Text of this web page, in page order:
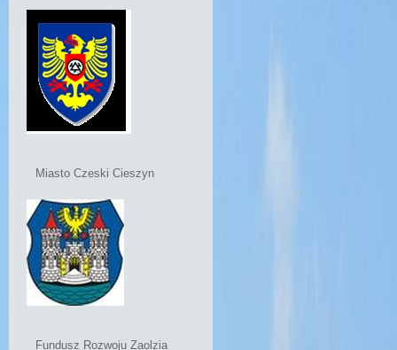
Miasto Czeski Cieszyn
Fundusz Rozwoju Zaolzia